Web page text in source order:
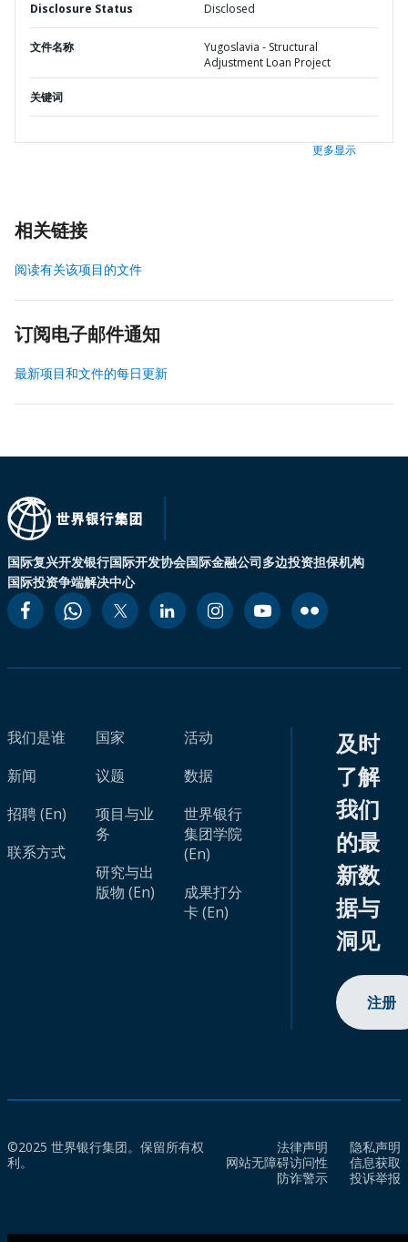
Disclosure Status Disclosed
文件名称
Yugoslavia - Structural
Adjustment Loan Project
关键词
更多显示
相关链接
阅读有关该项目的文件
订阅电子邮件通知
最新项目和文件的每日更新
国际复兴开发银行国际开发协会国际金融公司多边投资担保机构
国际投资争端解决中心
我们是谁
新闻
招聘 (En)
联系方式
国家
议题
项目与业
务
研究与出
版物 (En)
活动
数据
世界银行
集团学院
(En)
成果打分
卡 (En)
及时
了解
我们
的最
新数
据与
洞见
注册
©2025 世界银行集团。保留所有权
利。
法律声明
隐私声明
网站无障碍访问性
信息获取
防诈警示
投诉举报